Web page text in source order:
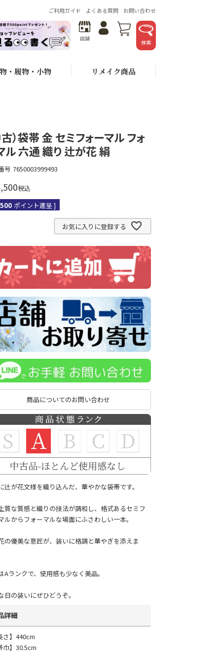
ご利用ガイド よくある質問 お問い合わせ
店舗
検索
・履物・小物 リメイク商品
古）袋帯 金 セミフォーマル フォ
ル 六通 織り 辻が花 絹
号 7650003999493
税込
ポイント進呈 ]
お気に入りに登録する
商品についてのお問い合わせ
辻が花文様を織り込んだ、華やかな袋帯です。
質な質感と織りの技法が調和し、格式あるセミフ
ルからフォーマルな場面にふさわしい一本。
の優美な意匠が、装いに格調と華やぎを添えま
Aランクで、使用感も少なく美品。
日の装いにぜひどうぞ。
詳細
さ】440cm
巾】30.5cm